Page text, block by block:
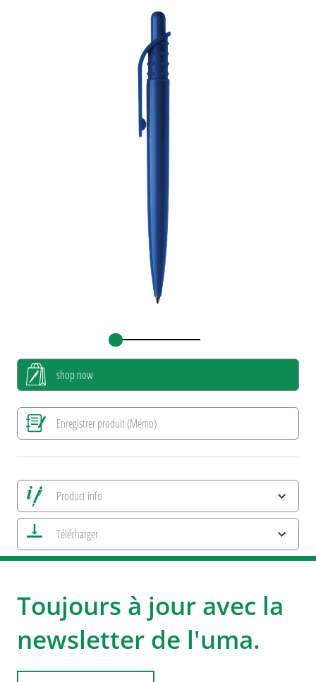
shop now
Enregistrer produit (Mémo)
Product info
Alle Ansichten speichern
Enregistrer image actuelle
Informations d'impression
Télécharger
Caractéristiques ESG et certifications des produits
Toujours à jour avec la
newsletter de l'uma.